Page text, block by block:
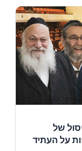
של
על העתיד